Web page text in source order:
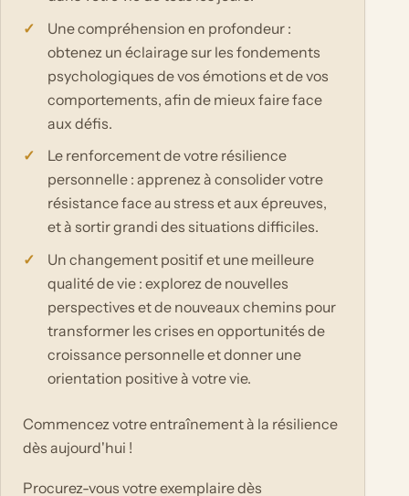
Une compréhension en profondeur :
obtenez un éclairage sur les fondements
psychologiques de vos émotions et de vos
comportements, afin de mieux faire face
aux défis.
Le renforcement de votre résilience
personnelle : apprenez à consolider votre
résistance face au stress et aux épreuves,
et à sortir grandi des situations difficiles.
Un changement positif et une meilleure
qualité de vie : explorez de nouvelles
perspectives et de nouveaux chemins pour
transformer les crises en opportunités de
croissance personnelle et donner une
orientation positive à votre vie.
Commencez votre entraînement à la résilience
dès aujourd'hui !
Procurez-vous votre exemplaire dès